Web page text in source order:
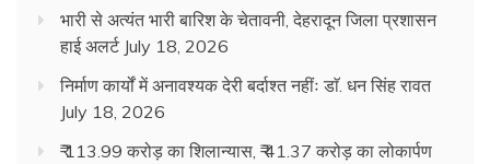
भारी से अत्यंत भारी बारिश के चेतावनी, देहरादून जिला प्रशासन
हाई अलर्ट July 18, 2026
निर्माण कार्यों में अनावश्यक देरी बर्दाश्त नहींः डाॅ. धन सिंह रावत
July 18, 2026
₹ 113.99 करोड़ का शिलान्यास, ₹ 41.37 करोड़ का लोकार्पण